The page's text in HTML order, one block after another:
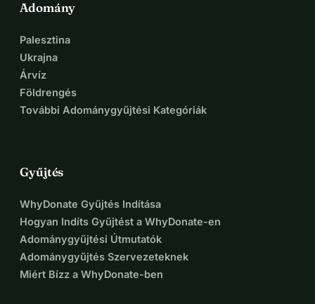
Adomány
Palesztina
Ukrajna
Árvíz
Földrengés
További Adománygyűjtési Kategóriák
Gyűjtés
WhyDonate Gyűjtés Indítása
Hogyan Indíts Gyűjtést a WhyDonate-en
Adománygyűjtési Útmutatók
Adománygyűjtés Szervezeteknek
Miért Bízz a WhyDonate-ben